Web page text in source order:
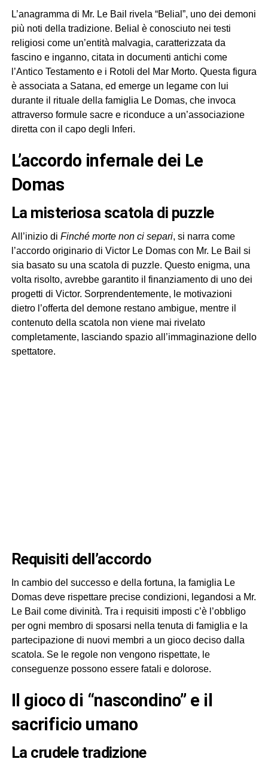
L’anagramma di Mr. Le Bail rivela “Belial”, uno dei demoni
più noti della tradizione. Belial è conosciuto nei testi
religiosi come un’entità malvagia, caratterizzata da
fascino e inganno, citata in documenti antichi come
l’Antico Testamento e i Rotoli del Mar Morto. Questa figura
è associata a Satana, ed emerge un legame con lui
durante il rituale della famiglia Le Domas, che invoca
attraverso formule sacre e riconduce a un’associazione
diretta con il capo degli Inferi.
L’accordo infernale dei Le
Domas
La misteriosa scatola di puzzle
All’inizio di Finché morte non ci separi, si narra come
l’accordo originario di Victor Le Domas con Mr. Le Bail si
sia basato su una scatola di puzzle. Questo enigma, una
volta risolto, avrebbe garantito il finanziamento di uno dei
progetti di Victor. Sorprendentemente, le motivazioni
dietro l’offerta del demone restano ambigue, mentre il
contenuto della scatola non viene mai rivelato
completamente, lasciando spazio all’immaginazione dello
spettatore.
Requisiti dell’accordo
In cambio del successo e della fortuna, la famiglia Le
Domas deve rispettare precise condizioni, legandosi a Mr.
Le Bail come divinità. Tra i requisiti imposti c’è l’obbligo
per ogni membro di sposarsi nella tenuta di famiglia e la
partecipazione di nuovi membri a un gioco deciso dalla
scatola. Se le regole non vengono rispettate, le
conseguenze possono essere fatali e dolorose.
Il gioco di “nascondino” e il
sacrificio umano
La crudele tradizione